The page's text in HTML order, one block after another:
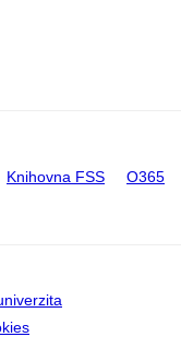
Knihovna FSS O365